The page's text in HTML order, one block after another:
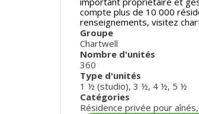
compte plus de 10 000
renseignements, visitez
Groupe
Chartwell
Nombre d'unités
360
Type d'unités
1 ½ (studio), 3 ½, 4 ½, 5 ½
Catégories
Résidence privée pour aînés,